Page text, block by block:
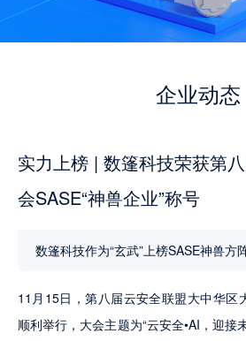
企业动态
实力上榜 | 数篷科技荣获第
会SASE“神兽企业”称号
数篷科技作为“玄武”上榜SASE神兽方阵
11月15日，第八届云安全联盟大中华区
顺利举行，大会主题为“云安全•AI，迎接